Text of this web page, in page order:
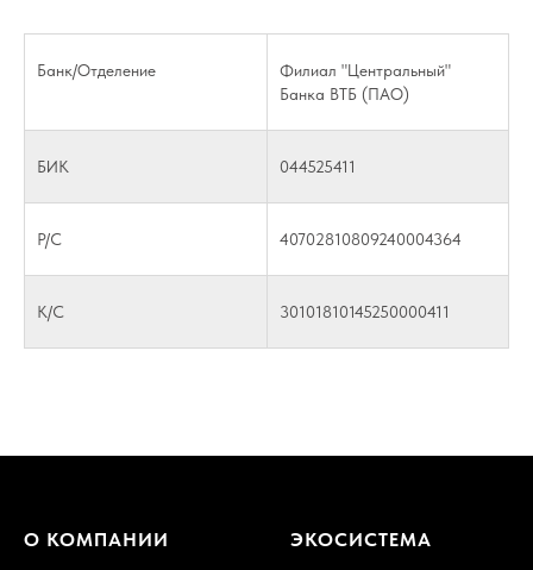
Банк/Отделение
Филиал "Центральный"
Банка ВТБ (ПАО)
БИК 044525411
Р/С 40702810809240004364
К/С 30101810145250000411
О КОМПАНИИ ЭКОСИСТЕМА